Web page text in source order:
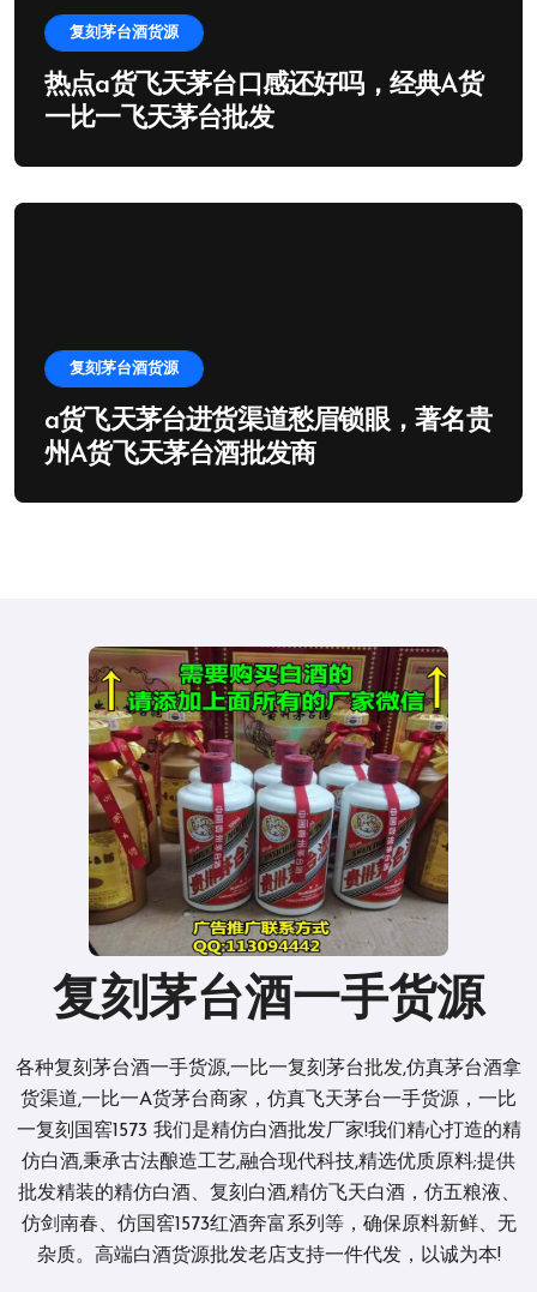
复刻茅台酒货源
热点a货飞天茅台口感还好吗，经典A货
一比一飞天茅台批发
复刻茅台酒货源
a货飞天茅台进货渠道愁眉锁眼，著名贵
州A货飞天茅台酒批发商
复刻茅台酒一手货源
各种复刻茅台酒一手货源,一比一复刻茅台批发,仿真茅台酒拿
货渠道,一比一A货茅台商家，仿真飞天茅台一手货源，一比
一复刻国窖1573 我们是精仿白酒批发厂家!我们精心打造的精
仿白酒,秉承古法酿造工艺,融合现代科技,精选优质原料;提供
批发精装的精仿白酒、复刻白酒,精仿飞天白酒，仿五粮液、
仿剑南春、仿国窖1573红酒奔富系列等，确保原料新鲜、无
杂质。高端白酒货源批发老店支持一件代发，以诚为本!